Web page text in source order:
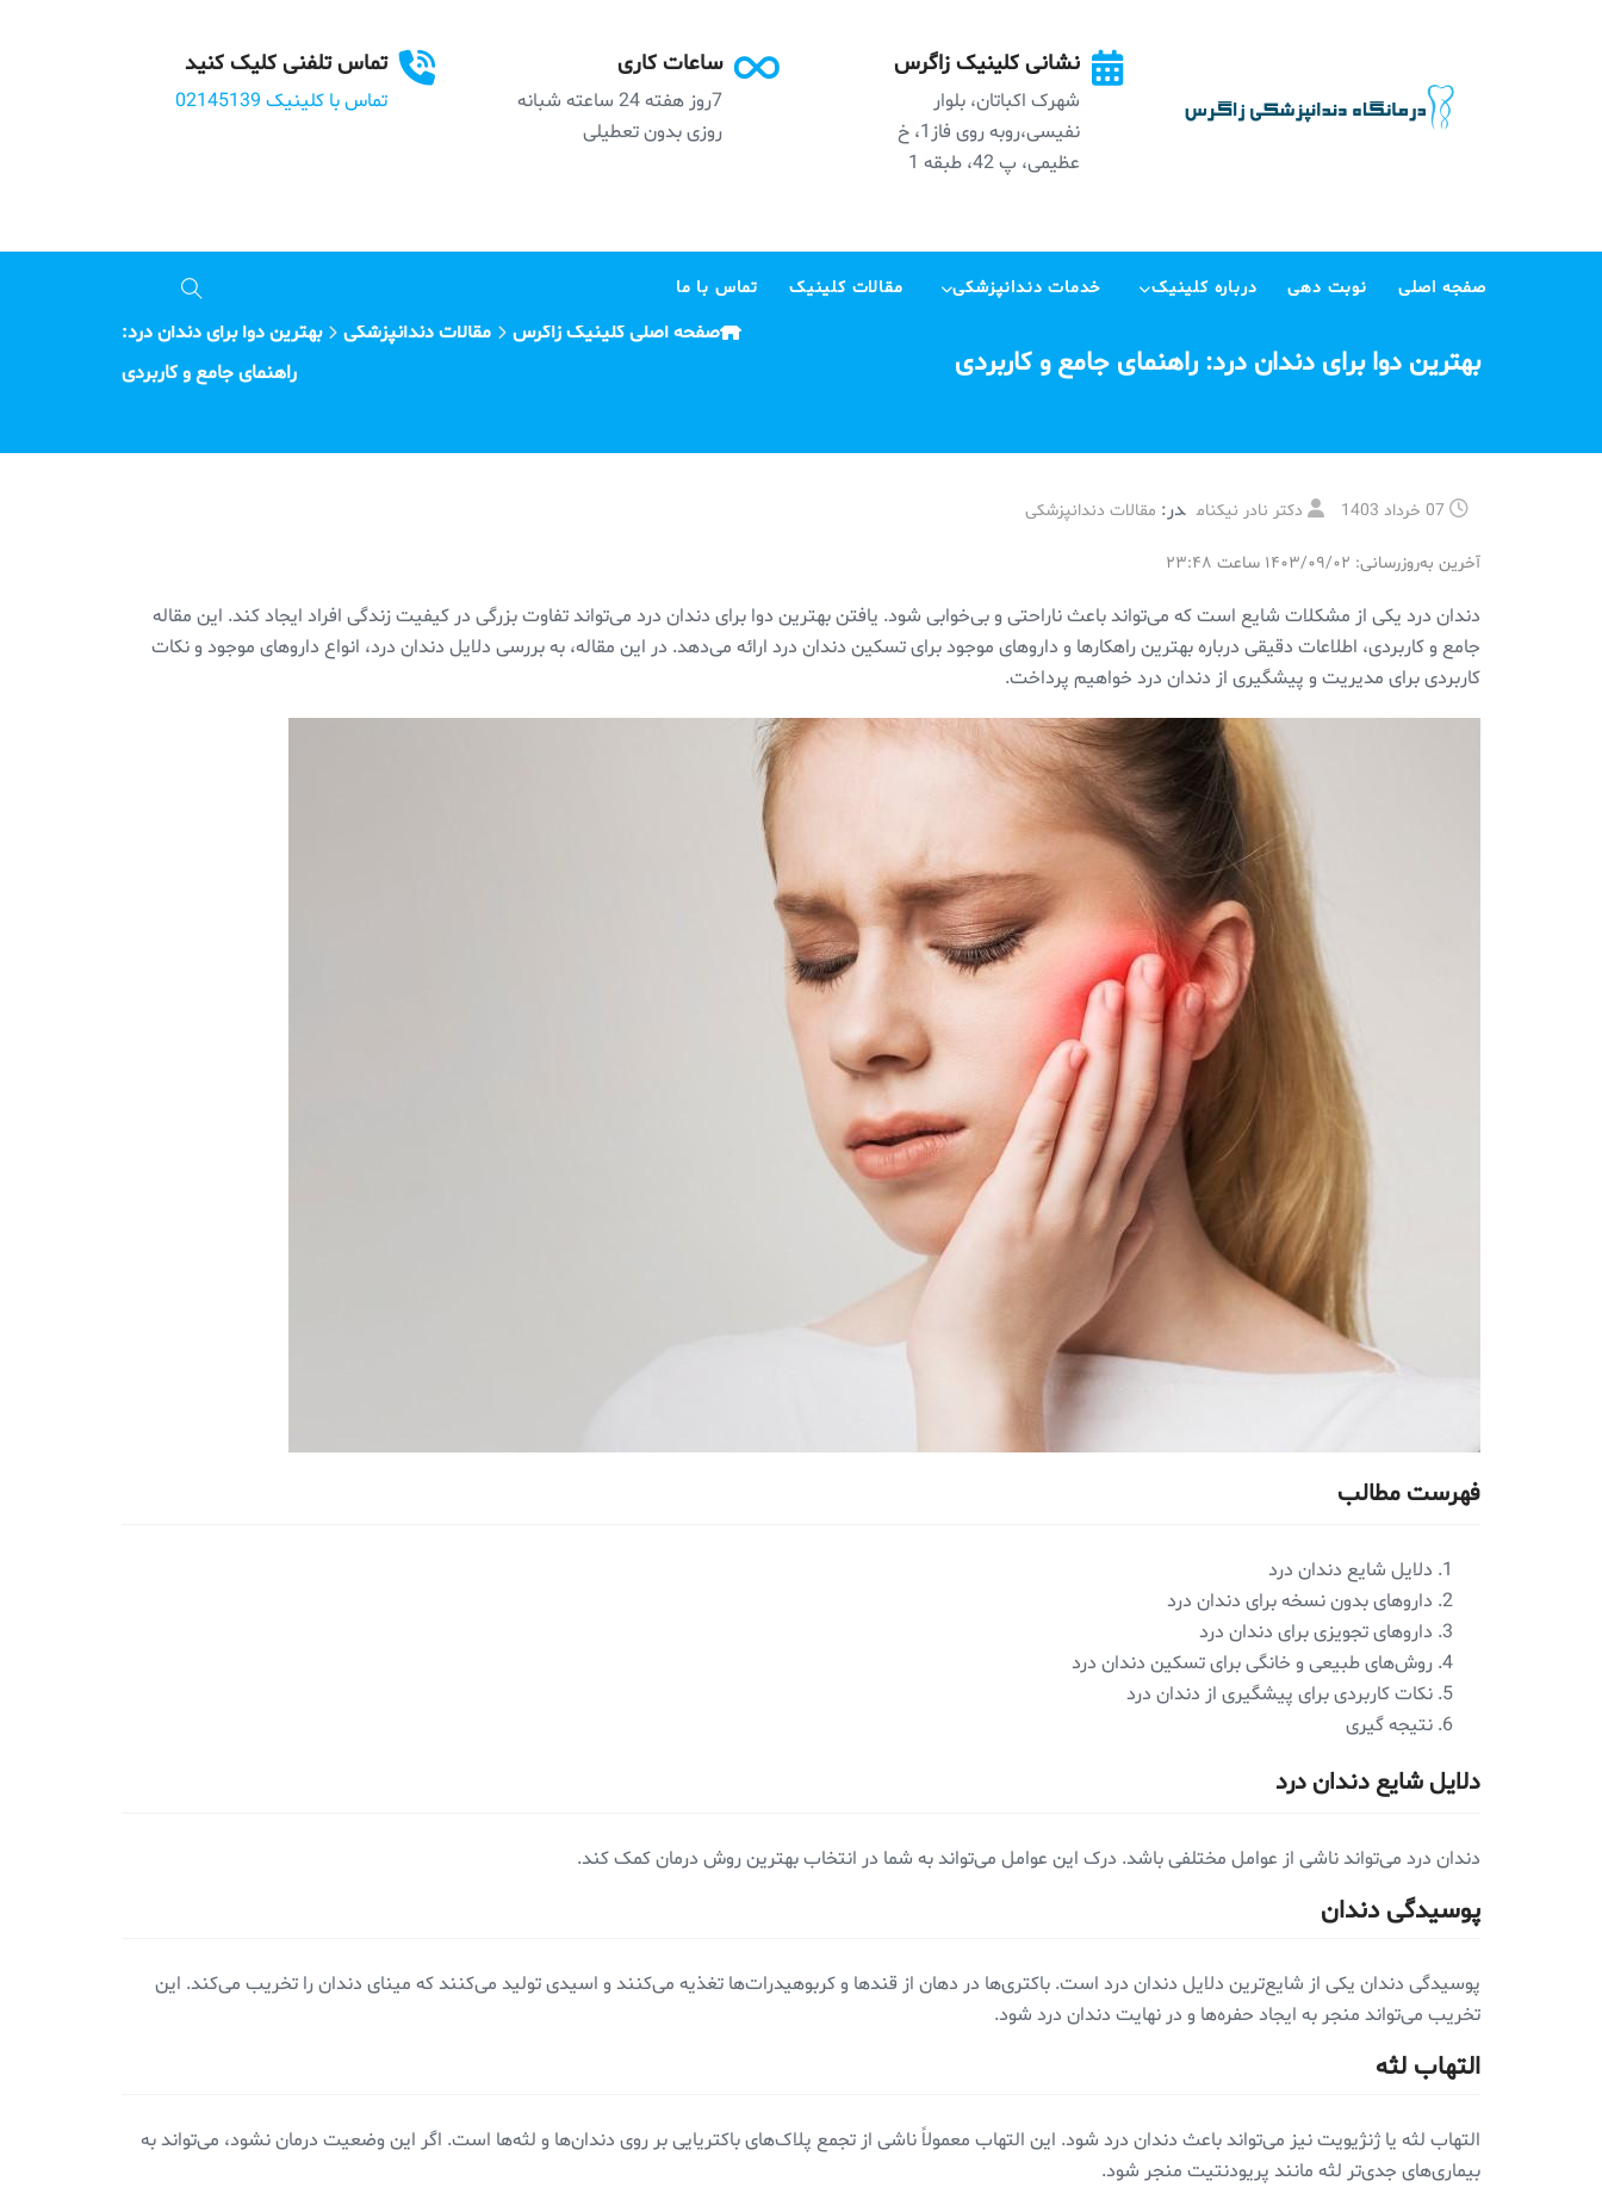
تماس تلفنی کلیک کنید
تماس با کلینیک 02145139
ساعات کاری
7روز هفته 24 ساعته شبانه
روزی بدون تعطیلی
نشانی کلینیک زاگرس
شهرک اکباتان، بلوار
نفیسی،روبه روی فاز1، خ
عظیمی، پ 42، طبقه 1
صفجه اصلی نوبت دهی درباره کلینیک خدمات دندانپزشکی مقالات کلینیک تماس با ما
بهترین دوا برای دندان درد: راهنمای جامع و کاربردی
صفحه اصلی کلینیک زاگرس مقالات دندانپزشکی
بهترین دوا برای دندان درد:
راهنمای جامع و کاربردی
07 خرداد 1403 دکتر نادر نیکنام در: مقالات دندانپزشکی
آخرین به‌روزرسانی: ۱۴۰۳/۰۹/۰۲ ساعت ۲۳:۴۸
دندان درد یکی از مشکلات شایع است که می‌تواند باعث ناراحتی و بی‌خوابی شود. یافتن بهترین دوا برای دندان درد می‌تواند تفاوت بزرگی در کیفیت زندگی افراد ایجاد کند. این مقاله
جامع و کاربردی، اطلاعات دقیقی درباره بهترین راهکارها و داروهای موجود برای تسکین دندان درد ارائه می‌دهد. در این مقاله، به بررسی دلایل دندان درد، انواع داروهای موجود و نکات
کاربردی برای مدیریت و پیشگیری از دندان درد خواهیم پرداخت.
فهرست مطالب
دلایل شایع دندان درد
داروهای بدون نسخه برای دندان درد
داروهای تجویزی برای دندان درد
روش‌های طبیعی و خانگی برای تسکین دندان درد
نکات کاربردی برای پیشگیری از دندان درد
نتیجه‌ گیری
دلایل شایع دندان درد
دندان درد می‌تواند ناشی از عوامل مختلفی باشد. درک این عوامل می‌تواند به شما در انتخاب بهترین روش درمان کمک کند.
پوسیدگی دندان
پوسیدگی دندان یکی از شایع‌ترین دلایل دندان درد است. باکتری‌ها در دهان از قندها و کربوهیدرات‌ها تغذیه می‌کنند و اسیدی تولید می‌کنند که مینای دندان را تخریب می‌کند. این
تخریب می‌تواند منجر به ایجاد حفره‌ها و در نهایت دندان درد شود.
التهاب لثه
التهاب لثه یا ژنژیویت نیز می‌تواند باعث دندان درد شود. این التهاب معمولاً ناشی از تجمع پلاک‌های باکتریایی بر روی دندان‌ها و لثه‌ها است. اگر این وضعیت درمان نشود، می‌تواند به
بیماری‌های جدی‌تر لثه مانند پریودنتیت منجر شود.